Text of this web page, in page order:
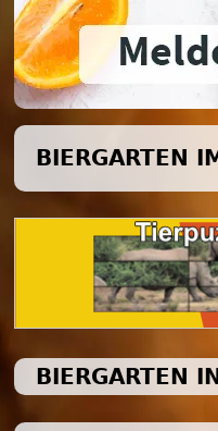
BIERGARTEN
BIERGARTEN